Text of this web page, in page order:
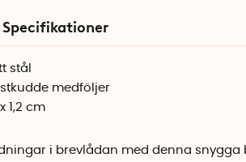
Specifikationer
stål
medföljer
1,2 cm
i brevlådan med denna snygga